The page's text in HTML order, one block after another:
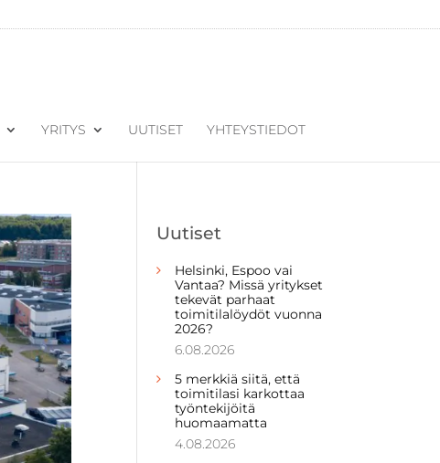
YRITYS UUTISET YHTEYSTIEDOT
Uutiset
Helsinki, Espoo vai
Vantaa? Missä yritykset
tekevät parhaat
toimitilalöydöt vuonna
2026?
6.08.2026
5 merkkiä siitä, että
toimitilasi karkottaa
työntekijöitä
huomaamatta
4.08.2026